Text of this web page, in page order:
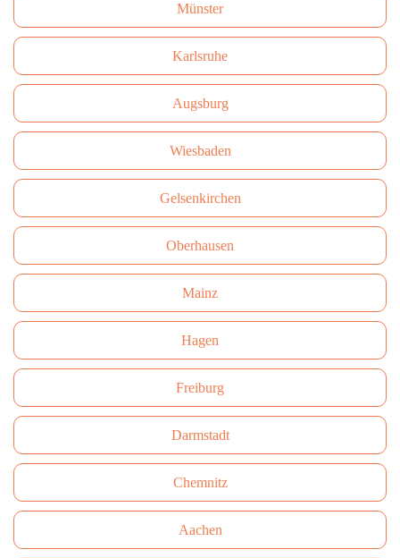
Münster
Karlsruhe
Augsburg
Wiesbaden
Gelsenkirchen
Oberhausen
Mainz
Hagen
Freiburg
Darmstadt
Сhemnitz
Aachen